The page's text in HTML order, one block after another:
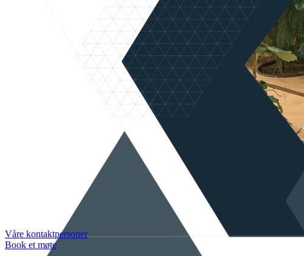
Våre kontaktpersoner
Book et møte